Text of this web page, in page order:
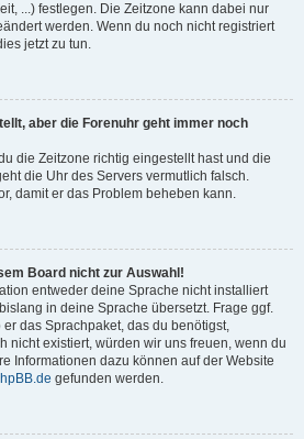
...) festlegen. Die Zeitzone kann dabei nur
werden. Wenn du noch nicht registriert
jetzt zu tun.
aber die Forenuhr geht immer noch
die Zeitzone richtig eingestellt hast und die
die Uhr des Servers vermutlich falsch.
damit er das Problem beheben kann.
Board nicht zur Auswahl!
entweder deine Sprache nicht installiert
in deine Sprache übersetzt. Frage ggf.
das Sprachpaket, das du benötigst,
nicht existiert, würden wir uns freuen, wenn du
Informationen dazu können auf der Website
gefunden werden.